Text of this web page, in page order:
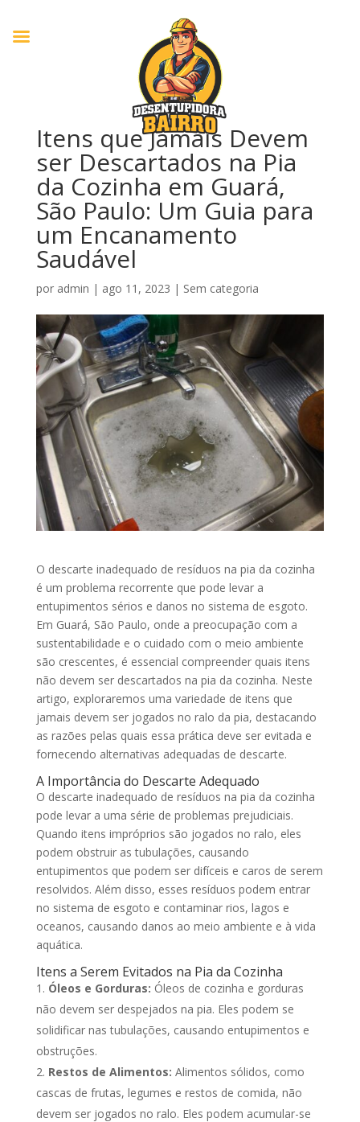
Itens que Jamais Devem
ser Descartados na Pia
da Cozinha em Guará,
São Paulo: Um Guia para
um Encanamento
Saudável
por admin | ago 11, 2023 | Sem categoria
O descarte inadequado de resíduos na pia da cozinha
é um problema recorrente que pode levar a
entupimentos sérios e danos no sistema de esgoto.
Em Guará, São Paulo, onde a preocupação com a
sustentabilidade e o cuidado com o meio ambiente
são crescentes, é essencial compreender quais itens
não devem ser descartados na pia da cozinha. Neste
artigo, exploraremos uma variedade de itens que
jamais devem ser jogados no ralo da pia, destacando
as razões pelas quais essa prática deve ser evitada e
fornecendo alternativas adequadas de descarte.
A Importância do Descarte Adequado
O descarte inadequado de resíduos na pia da cozinha
pode levar a uma série de problemas prejudiciais.
Quando itens impróprios são jogados no ralo, eles
podem obstruir as tubulações, causando
entupimentos que podem ser difíceis e caros de serem
resolvidos. Além disso, esses resíduos podem entrar
no sistema de esgoto e contaminar rios, lagos e
oceanos, causando danos ao meio ambiente e à vida
aquática.
Itens a Serem Evitados na Pia da Cozinha
Óleos e Gorduras: Óleos de cozinha e gorduras
não devem ser despejados na pia. Eles podem se
solidificar nas tubulações, causando entupimentos e
obstruções.
Restos de Alimentos: Alimentos sólidos, como
cascas de frutas, legumes e restos de comida, não
devem ser jogados no ralo. Eles podem acumular-se